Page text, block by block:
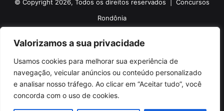
Valorizamos a sua privacidade
Usamos cookies para melhorar sua experiência de
navegação, veicular anúncios ou conteúdo personalizado
e analisar nosso tráfego. Ao clicar em “Aceitar tudo”, você
concorda com o uso de cookies.
© Copyright 2026, Todos os direitos reservados | Concursos
Rondônia
Sobre o Concursos Rondônia
Siga nossas redes sociais
Web Stories Anuncie
Facebook
X PinterestLinkedinYouTubeInstagramTelegramTikTok